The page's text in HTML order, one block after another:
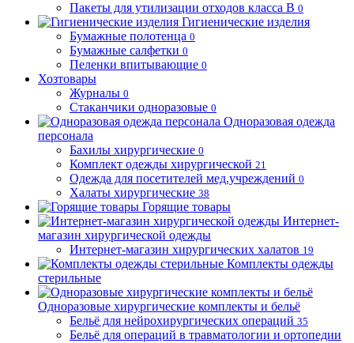
Пакеты для утилизации отходов класса В 0
Гигиенические изделия
Бумажные полотенца 0
Бумажные салфетки 0
Пеленки впитывающие 0
Хозтовары
Журналы 0
Стаканчики одноразовые 0
Одноразовая одежда
персонала
Бахилы хирургические 0
Комплект одежды хирургической 21
Одежда для посетителей мед.учреждений 0
Халаты хирургические 38
Горящие товары
Интернет-
магазин хирургической одежды
Интернет-магазин хирургических халатов 19
Комплекты одежды
стерильные
Одноразовые хирургические комплекты и бельё
Бельё для нейрохирургических операций 35
Бельё для операций в травматологии и ортопедии